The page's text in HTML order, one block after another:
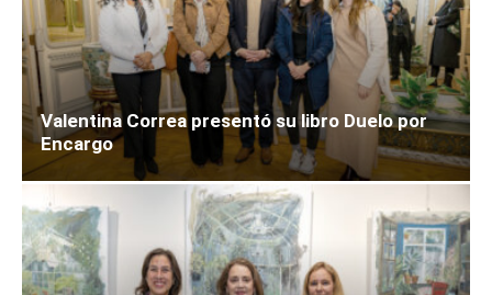
Valentina Correa presentó su libro Duelo por
Encargo